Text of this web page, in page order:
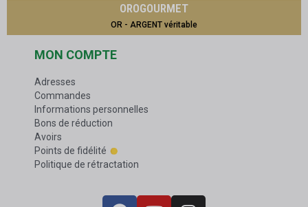
OROGOURMET
OR - ARGENT véritable
MON COMPTE
Adresses
Commandes
Informations personnelles
Bons de réduction
Avoirs
Points de fidélité
Politique de rétractation